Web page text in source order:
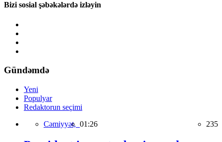
Bizi sosial şəbəkələrdə izləyin
Gündəmdə
Yeni
Populyar
Redaktorun seçimi
Cəmiyyət, 01:26 235